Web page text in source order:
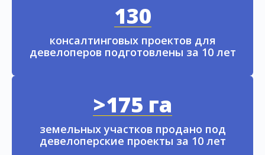
130
консалтинговых проектов для
девелоперов подготовлены за 10 лет
>175 га
земельных участков продано под
девелоперские проекты за 10 лет